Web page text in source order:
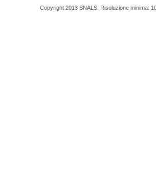
Copyright 2013 SNALS. Risoluzione minima: